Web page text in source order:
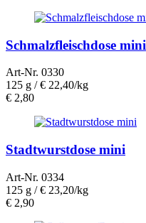
Schmalzfleischdose mini
Art-Nr. 0330
125 g /€ 22,40/kg
€ 2,80
Stadtwurstdose mini
Art-Nr. 0334
125 g /€ 23,20/kg
€ 2,90